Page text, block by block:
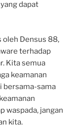
dapat
oleh Densus 88,
terhadap
Kita semua
keamanan
bersama-sama
waspada, jangan
kita.